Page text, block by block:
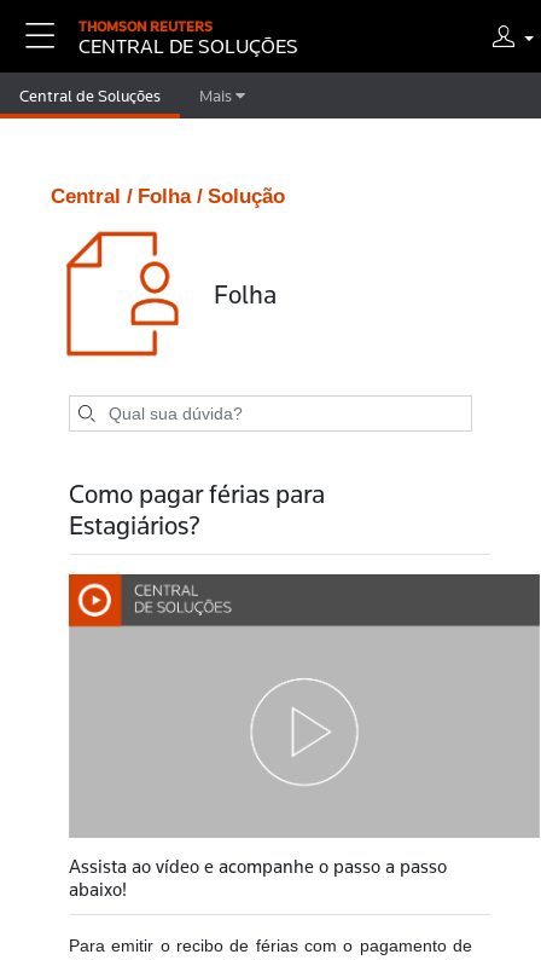
THOMSON REUTERS
CENTRAL DE SOLUÇÕES
Central de Soluções Mais
Central / Folha / Solução
Folha
Como pagar férias para
Estagiários?
Assista ao vídeo e acompanhe o passo a passo
abaixo!
Para emitir o recibo de férias com o pagamento de